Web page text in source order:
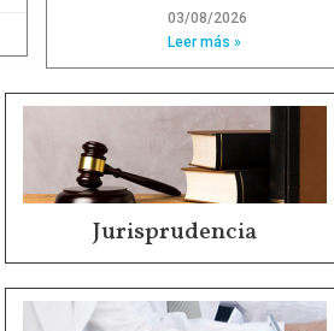
03/08/2026
Leer más »
Jurisprudencia